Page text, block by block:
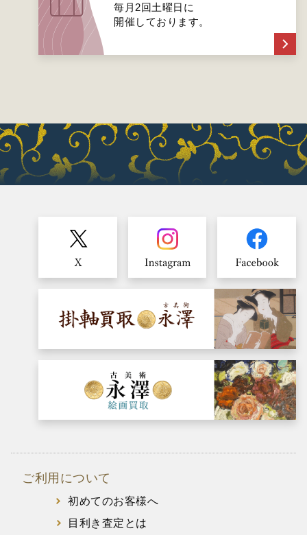
毎月2回土曜日に
開催しております。
ご利用について
初めてのお客様へ
目利き査定とは